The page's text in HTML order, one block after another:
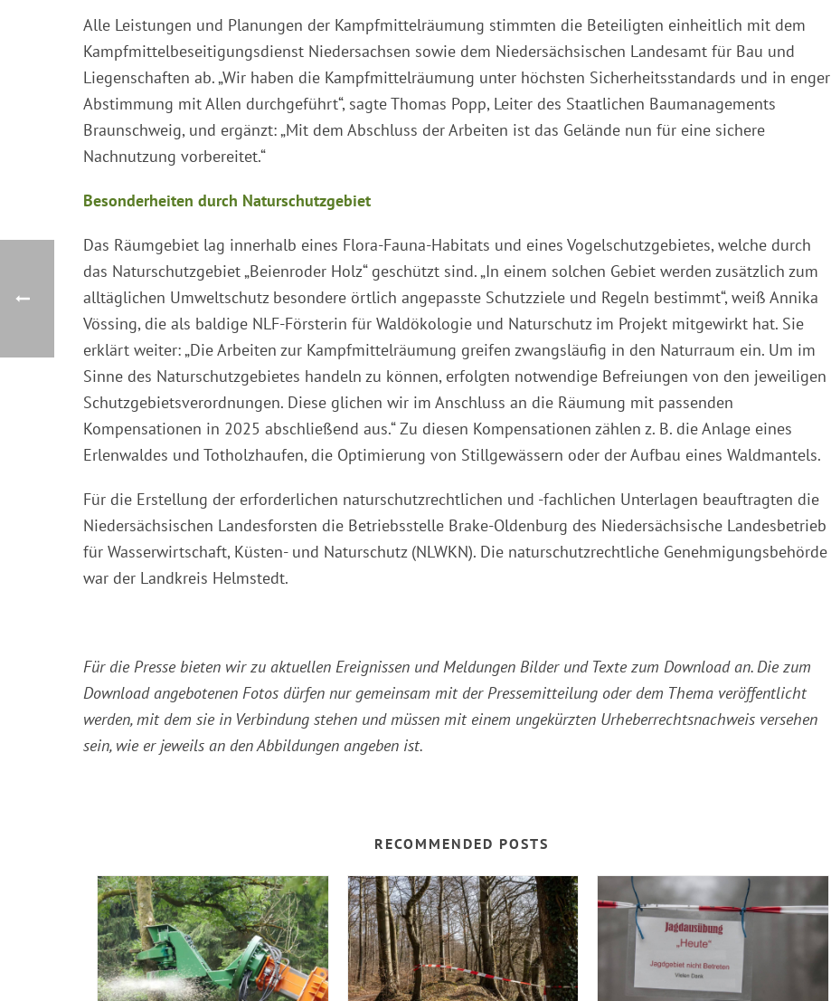
Alle Leistungen und Planungen der Kampfmittelräumung stimmten die Beteiligten einheitlich mit dem
Kampfmittelbeseitigungsdienst Niedersachsen sowie dem Niedersächsischen Landesamt für Bau und
Liegenschaften ab. „Wir haben die Kampfmittelräumung unter höchsten Sicherheitsstandards und in enger
Abstimmung mit Allen durchgeführt“, sagte Thomas Popp, Leiter des Staatlichen Baumanagements
Braunschweig, und ergänzt: „Mit dem Abschluss der Arbeiten ist das Gelände nun für eine sichere
Nachnutzung vorbereitet.“
Besonderheiten durch Naturschutzgebiet
Das Räumgebiet lag innerhalb eines Flora-Fauna-Habitats und eines Vogelschutzgebietes, welche durch
das Naturschutzgebiet „Beienroder Holz“ geschützt sind. „In einem solchen Gebiet werden zusätzlich zum
alltäglichen Umweltschutz besondere örtlich angepasste Schutzziele und Regeln bestimmt“, weiß Annika
Vössing, die als baldige NLF-Försterin für Waldökologie und Naturschutz im Projekt mitgewirkt hat. Sie
erklärt weiter: „Die Arbeiten zur Kampfmittelräumung greifen zwangsläufig in den Naturraum ein. Um im
Sinne des Naturschutzgebietes handeln zu können, erfolgten notwendige Befreiungen von den jeweiligen
Schutzgebietsverordnungen. Diese glichen wir im Anschluss an die Räumung mit passenden
Kompensationen in 2025 abschließend aus.“ Zu diesen Kompensationen zählen z. B. die Anlage eines
Erlenwaldes und Totholzhaufen, die Optimierung von Stillgewässern oder der Aufbau eines Waldmantels.
Für die Erstellung der erforderlichen naturschutzrechtlichen und -fachlichen Unterlagen beauftragten die
Niedersächsischen Landesforsten die Betriebsstelle Brake-Oldenburg des Niedersächsische Landesbetrieb
für Wasserwirtschaft, Küsten- und Naturschutz (NLWKN). Die naturschutzrechtliche Genehmigungsbehörde
war der Landkreis Helmstedt.
Für die Presse bieten wir zu aktuellen Ereignissen und Meldungen Bilder und Texte zum Download an. Die zum
Download angebotenen Fotos dürfen nur gemeinsam mit der Pressemitteilung oder dem Thema veröffentlicht
werden, mit dem sie in Verbindung stehen und müssen mit einem ungekürzten Urheberrechtsnachweis versehen
sein, wie er jeweils an den Abbildungen angeben ist.
RECOMMENDED POSTS